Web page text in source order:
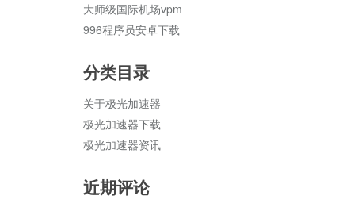
大师级国际机场vpm
996程序员安卓下载
分类目录
关于极光加速器
极光加速器下载
极光加速器资讯
近期评论